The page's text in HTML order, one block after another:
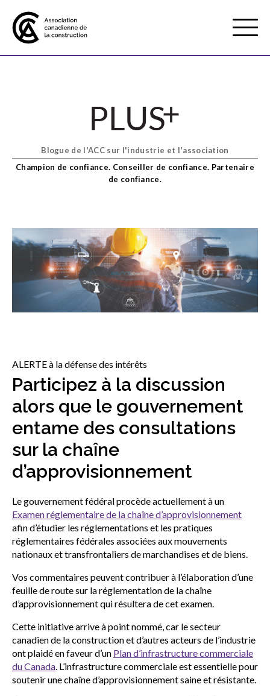
Mobile
Menu
À propos de nous
Adhésion
Show
sub
menu
Services axés sur les pratiques
exemplaires
Show
sub
menu
Sceau d’or
Show
Blogue de l'ACC sur l'industrie et l'association
Champion de confiance. Conseiller de confiance. Partenaire
de confiance.
ALERTE à la défense des intérêts
Participez à la discussion
alors que le gouvernement
entame des consultations
sur la chaîne
d’approvisionnement
Le gouvernement fédéral procède actuellement à un
Examen réglementaire de la chaîne d’approvisionnement
afin d’étudier les réglementations et les pratiques
réglementaires fédérales associées aux mouvements
nationaux et transfrontaliers de marchandises et de biens.
Vos commentaires peuvent contribuer à l’élaboration d’une
feuille de route sur la réglementation de la chaîne
d’approvisionnement qui résultera de cet examen.
Cette initiative arrive à point nommé, car le secteur
canadien de la construction et d’autres acteurs de l’industrie
ont plaidé en faveur d’un Plan d’infrastructure commerciale
du Canada. L’infrastructure commerciale est essentielle pour
soutenir une chaîne d’approvisionnement saine et résistante.